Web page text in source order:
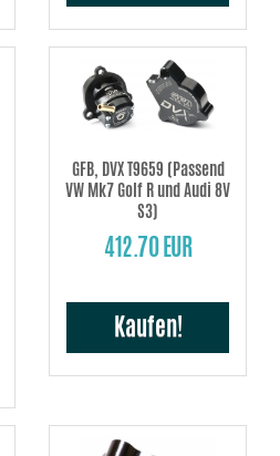
GFB, DVX T9659 (Passend
VW Mk7 Golf R und Audi 8V
S3)
412.70 EUR
Kaufen!